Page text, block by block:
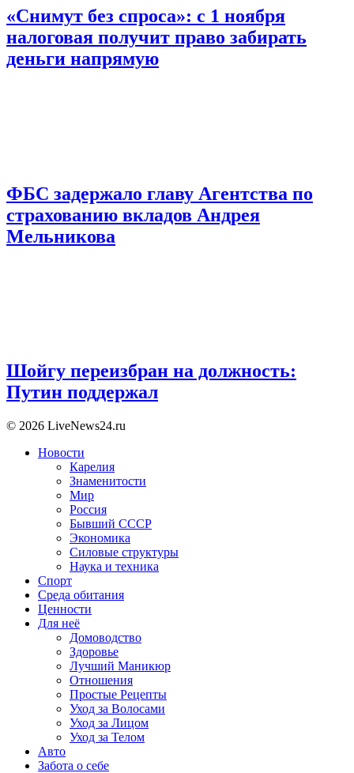
«Снимут без спроса»: с 1 ноября
налоговая получит право забирать
деньги напрямую
ФБС задержало главу Агентства по
страхованию вкладов Андрея
Мельникова
Шойгу переизбран на должность:
Путин поддержал
© 2026 LiveNews24.ru
Новости
Карелия
Знаменитости
Мир
Россия
Бывший СССР
Экономика
Силовые структуры
Наука и техника
Спорт
Среда обитания
Ценности
Для неё
Домоводство
Здоровье
Лучший Маникюр
Отношения
Простые Рецепты
Уход за Волосами
Уход за Лицом
Уход за Телом
Авто
Забота о себе